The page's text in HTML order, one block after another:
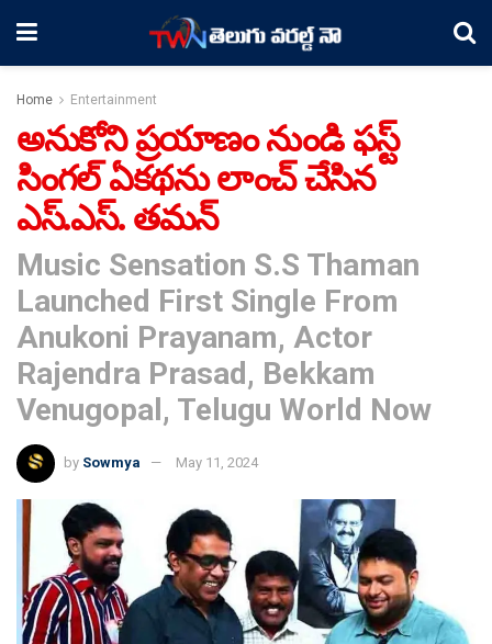
Home Entertainment
అనుకోని ప్రయాణం నుండి ఫస్ట్
సింగల్ ఏకథను లాంచ్ చేసిన
ఎస్.ఎస్. తమన్
Music Sensation S.S Thaman
Launched First Single From
Anukoni Prayanam, Actor
Rajendra Prasad, Bekkam
Venugopal, Telugu World Now
by Sowmya May 11, 2024